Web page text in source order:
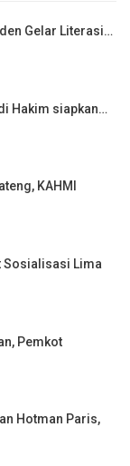
Gelar Literasi…
Hakim siapkan…
KAHMI
Sosialisasi Lima
Pemkot
Hotman Paris,